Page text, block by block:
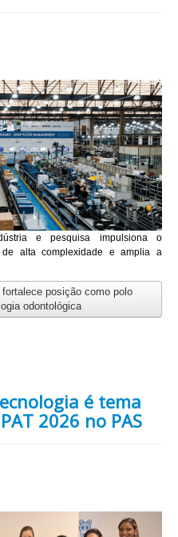
e pesquisa impulsiona o
de alta complexidade e amplia a
posição como polo
odontológica
é tema
2026 no PAS